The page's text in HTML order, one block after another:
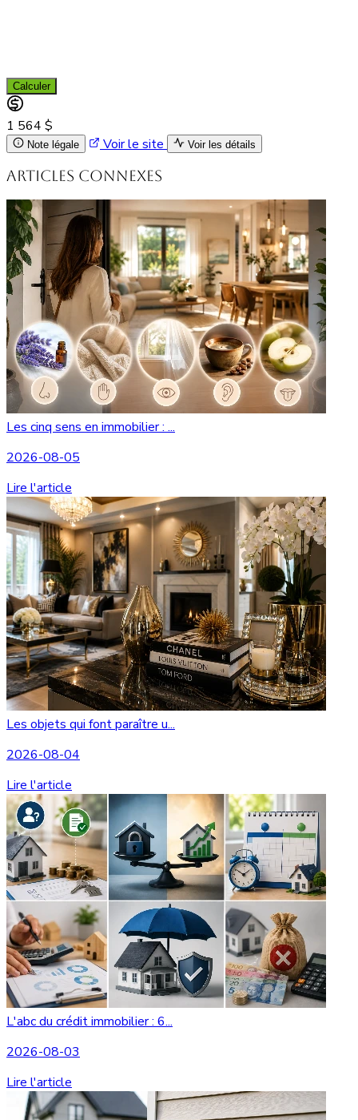
Calculer
1 564 $
Note légale Voir le site Voir les détails
Articles connexes
Les cinq sens en immobilier : ...
2026-08-05
Lire l'article
Les objets qui font paraître u...
2026-08-04
Lire l'article
L'abc du crédit immobilier : 6...
2026-08-03
Lire l'article